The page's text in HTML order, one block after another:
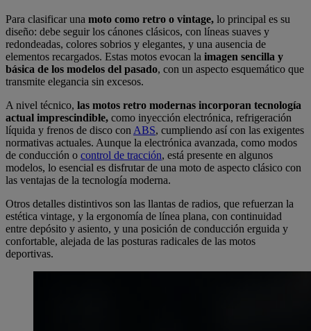
Para clasificar una moto como retro o vintage, lo principal es su
diseño: debe seguir los cánones clásicos, con líneas suaves y
redondeadas, colores sobrios y elegantes, y una ausencia de
elementos recargados. Estas motos evocan la imagen sencilla y
básica de los modelos del pasado, con un aspecto esquemático que
transmite elegancia sin excesos.
A nivel técnico, las motos retro modernas incorporan tecnología
actual imprescindible, como inyección electrónica, refrigeración
líquida y frenos de disco con ABS, cumpliendo así con las exigentes
normativas actuales. Aunque la electrónica avanzada, como modos
de conducción o control de tracción, está presente en algunos
modelos, lo esencial es disfrutar de una moto de aspecto clásico con
las ventajas de la tecnología moderna.
Otros detalles distintivos son las llantas de radios, que refuerzan la
estética vintage, y la ergonomía de línea plana, con continuidad
entre depósito y asiento, y una posición de conducción erguida y
confortable, alejada de las posturas radicales de las motos
deportivas.